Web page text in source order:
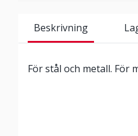
Beskrivning
För stål och metall. För